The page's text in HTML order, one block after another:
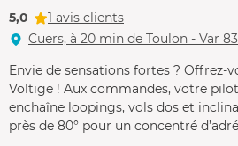
5,0
1 avis clients
Cuers, à 20 min de Toulon - Var 83
Envie de sensations fortes ? Offrez-
Voltige ! Aux commandes, votre
enchaîne loopings, vols dos et
près de 80° pour un concentré